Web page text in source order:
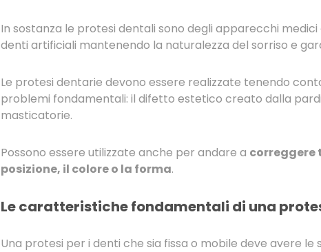
In sostanza le protesi dentali sono degli apparecchi
denti artificiali mantenendo la naturalezza del sorriso e
Le protesi dentarie devono essere realizzate tenendo
problemi fondamentali: il difetto estetico creato dalla
masticatorie.
Possono essere utilizzate anche per andare a correggere
posizione, il colore o la forma.
Le caratteristiche fondamentali di una
Una protesi per i denti che sia fissa o mobile deve avere